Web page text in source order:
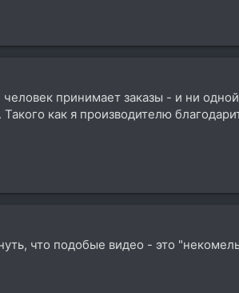
принимает заказы - и ни
как я производителю
что подобые видео - это